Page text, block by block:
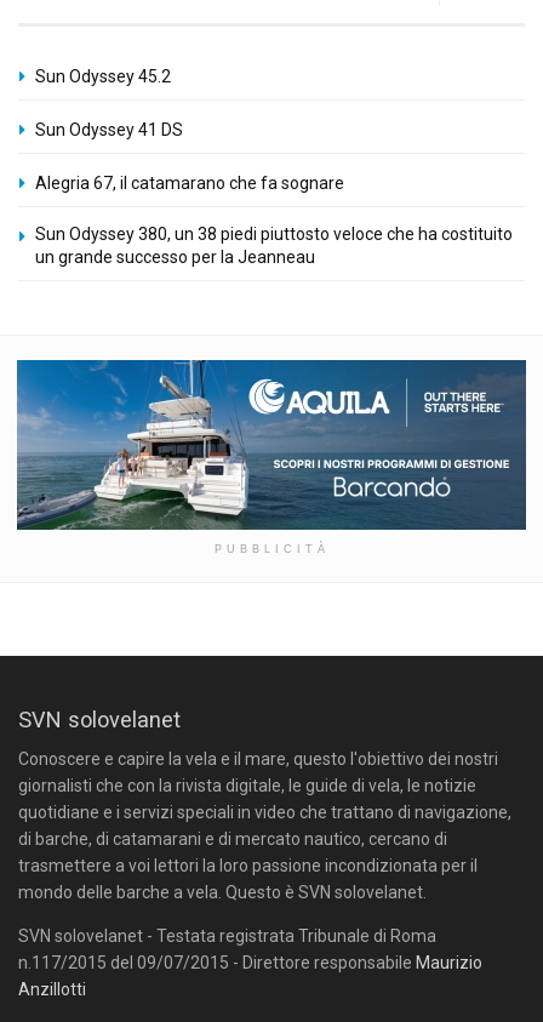
Sun Odyssey 45.2
Sun Odyssey 41 DS
Alegria 67, il catamarano che fa sognare
Sun Odyssey 380, un 38 piedi piuttosto veloce che ha costituito
un grande successo per la Jeanneau
PUBBLICITÀ
SVN solovelanet
Conoscere e capire la vela e il mare, questo l'obiettivo dei nostri
giornalisti che con la rivista digitale, le guide di vela, le notizie
quotidiane e i servizi speciali in video che trattano di navigazione,
di barche, di catamarani e di mercato nautico, cercano di
trasmettere a voi lettori la loro passione incondizionata per il
mondo delle barche a vela. Questo è SVN solovelanet.
SVN solovelanet - Testata registrata Tribunale di Roma
n.117/2015 del 09/07/2015 - Direttore responsabile Maurizio
Anzillotti